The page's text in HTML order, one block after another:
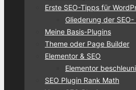
Erste SEO-Tipps für
Gliederung der
Meine Basis-Plugins
Theme oder Page Builder
Elementor & SEO
Elementor
SEO Plugin Rank Math